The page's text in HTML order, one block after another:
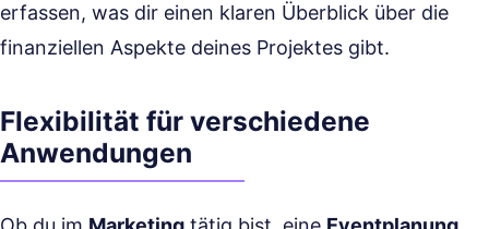
erfassen, was dir einen klaren Überblick über die
finanziellen Aspekte deines Projektes gibt.
Flexibilität für verschiedene
Anwendungen